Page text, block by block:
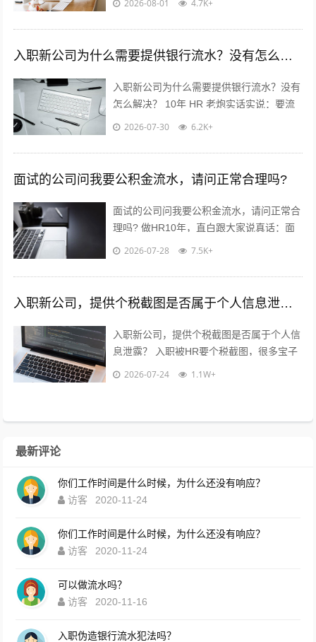
2026-08-01 4.7K+
入职新公司为什么需要提供银行流水？没有怎么解决？
入职新公司为什么需要提供银行流水？没有
怎么解决？ 10年 HR 老炮实话实说：要流
水真不是公司故意刁难你！? 核心就3点：
2026-07-30 6.2K+
面试的公司问我要公积金流水，请问正常合理吗?
面试的公司问我要公积金流水，请问正常合
理吗? 做HR10年，直白跟大家说真话：面
试要公积金流水，很常见，但不是必须！不
2026-07-28 7.5K+
入职新公司，提供个税截图是否属于个人信息泄露？
入职新公司，提供个税截图是否属于个人信
息泄露？ 入职被HR要个税截图，很多宝子
都慌了：这算不算隐私泄露？到底能不能
2026-07-24 1.1W+
最新评论
你们工作时间是什么时候，为什么还没有响应？
访客
2020-11-24
你们工作时间是什么时候，为什么还没有响应？
访客
2020-11-24
可以做流水吗？
访客
2020-11-16
入职伪造银行流水犯法吗？